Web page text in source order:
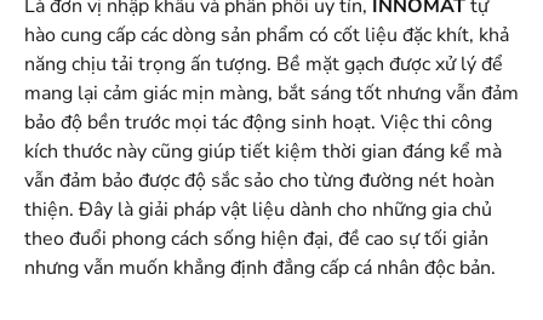
Là đơn vị nhập khẩu và phân phối uy tín, INNOMATtự
hào cung cấp các dòng sản phẩm có cốt liệu đặc khít, khả
năng chịu tải trọng ấn tượng. Bề mặt gạch được xử lý để
mang lại cảm giác mịn màng, bắt sáng tốt nhưng vẫn đảm
bảo độ bền trước mọi tác động sinh hoạt. Việc thi công
kích thước này cũng giúp tiết kiệm thời gian đáng kể mà
vẫn đảm bảo được độ sắc sảo cho từng đường nét hoàn
thiện. Đây là giải pháp vật liệu dành cho những gia chủ
theo đuổi phong cách sống hiện đại, đề cao sự tối giản
nhưng vẫn muốn khẳng định đẳng cấp cá nhân độc bản.